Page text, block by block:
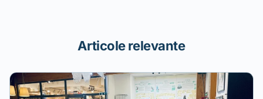
Articole relevante